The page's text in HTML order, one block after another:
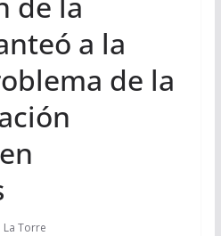
a la
de la
La Torre